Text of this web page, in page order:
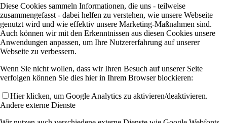
Diese Cookies sammeln Informationen, die uns - teilweise
zusammengefasst - dabei helfen zu verstehen, wie unsere Webseite
genutzt wird und wie effektiv unsere Marketing-Maßnahmen sind.
Auch können wir mit den Erkenntnissen aus diesen Cookies unsere
Anwendungen anpassen, um Ihre Nutzererfahrung auf unserer
Webseite zu verbessern.
Wenn Sie nicht wollen, dass wir Ihren Besuch auf unserer Seite
verfolgen können Sie dies hier in Ihrem Browser blockieren:
Hier klicken, um Google Analytics zu aktivieren/deaktivieren.
Andere externe Dienste